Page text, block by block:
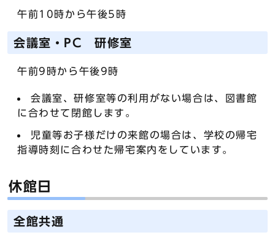
午前10時から午後5時
会議室・PC 研修室
午前9時から午後9時
会議室、研修室等の利用がない場合は、図書館
に合わせて閉館します。
児童等お子様だけの来館の場合は、学校の帰宅
指導時刻に合わせた帰宅案内をしています。
休館日
全館共通